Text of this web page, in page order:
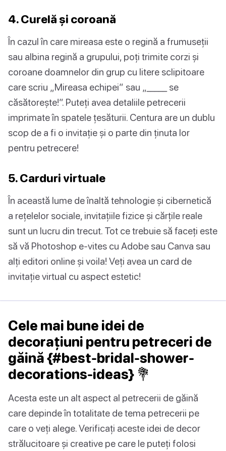
4. Curelă și coroană
În cazul în care mireasa este o regină a frumuseții
sau albina regină a grupului, poți trimite corzi și
coroane doamnelor din grup cu litere sclipitoare
care scriu „Mireasa echipei” sau „_____ se
căsătorește!”. Puteți avea detaliile petrecerii
imprimate în spatele țesăturii. Centura are un dublu
scop de a fi o invitație și o parte din ținuta lor
pentru petrecere!
5. Carduri virtuale
În această lume de înaltă tehnologie și cibernetică
a rețelelor sociale, invitațiile fizice și cărțile reale
sunt un lucru din trecut. Tot ce trebuie să faceți este
să vă Photoshop e-vites cu Adobe sau Canva sau
alți editori online și voila! Veți avea un card de
invitație virtual cu aspect estetic!
Cele mai bune idei de
decorațiuni pentru petreceri de
găină {#best-bridal-shower-
decorations-ideas} 💐
Acesta este un alt aspect al petrecerii de găină
care depinde în totalitate de tema petrecerii pe
care o veți alege. Verificați aceste idei de decor
strălucitoare și creative pe care le puteți folosi